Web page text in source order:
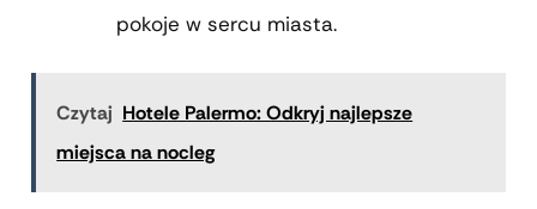
pokoje w sercu miasta.
Czytaj Hotele Palermo: Odkryj najlepsze
miejsca na nocleg